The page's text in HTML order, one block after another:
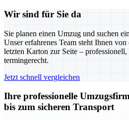
Wir sind für Sie da
Sie planen einen Umzug und suchen
Unser erfahrenes Team steht Ihnen
letzten Karton zur Seite – professionell,
termingerecht.
Jetzt schnell vergleichen
Ihre professionelle
bis zum sicheren Transport